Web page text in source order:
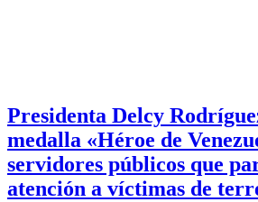
Presidenta Delcy
medalla «Héroe de
servidores públicos que
atención a víctimas de